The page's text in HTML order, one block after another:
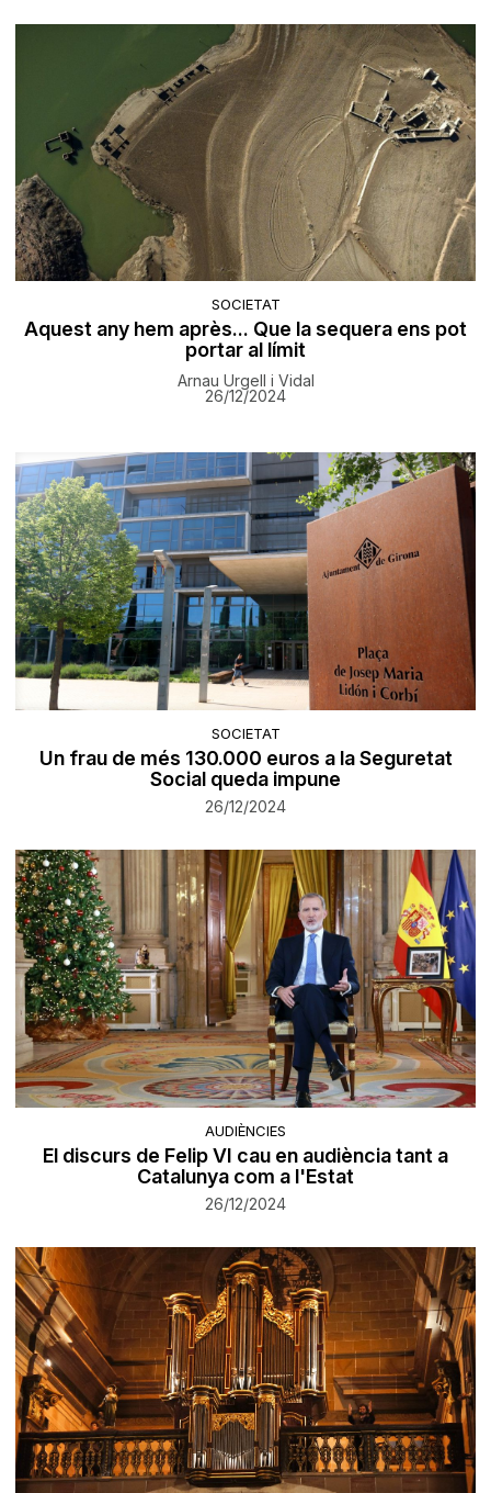
SOCIETAT
Aquest any hem après... Que la sequera ens pot
portar al límit
Arnau Urgell i Vidal
26/12/2024
SOCIETAT
Un frau de més 130.000 euros a la Seguretat
Social queda impune
26/12/2024
AUDIÈNCIES
El discurs de Felip VI cau en audiència tant a
Catalunya com a l'Estat
26/12/2024